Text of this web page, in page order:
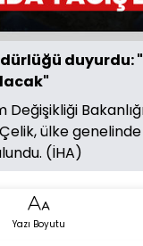
Değişikliği
ülke
(İHA)
Yazı Boyutu